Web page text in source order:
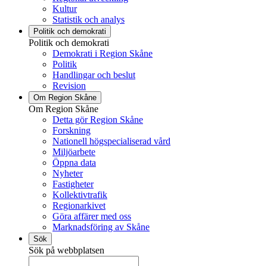
Kultur
Statistik och analys
Politik och demokrati
Politik och demokrati
Demokrati i Region Skåne
Politik
Handlingar och beslut
Revision
Om Region Skåne
Om Region Skåne
Detta gör Region Skåne
Forskning
Nationell högspecialiserad vård
Miljöarbete
Öppna data
Nyheter
Fastigheter
Kollektivtrafik
Regionarkivet
Göra affärer med oss
Marknadsföring av Skåne
Sök
Sök på webbplatsen